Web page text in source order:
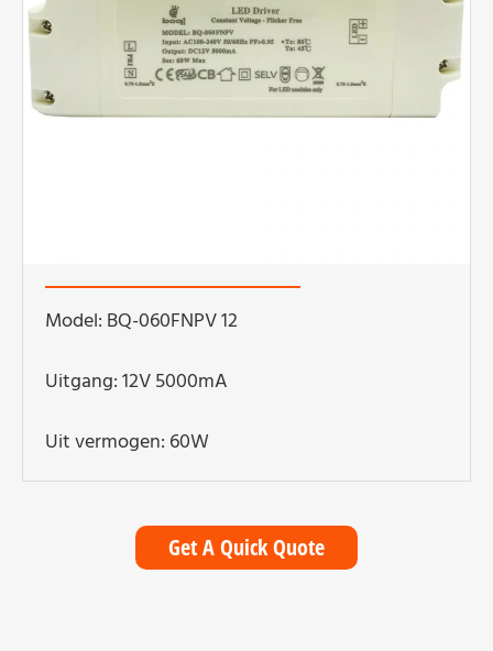
Model: BQ-060FNPV 12
Uitgang: 12V 5000mA
Uit vermogen: 60W
Get A Quick Quote